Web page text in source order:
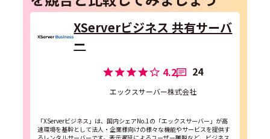
XServerビジネス 共有サーバ
ー
4.2 24
エックスサーバー株式会社
「XServerビジネス」は、国内シェアNo.1の「エックスサーバー」が高
速環境を基幹として法人・企業様向けの様々な機能やサービスを提供す